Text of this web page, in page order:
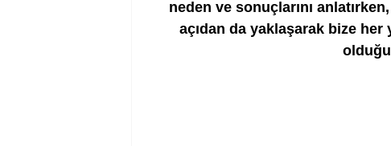
neden ve sonuçlarını
açıdan da yaklaşarak bize